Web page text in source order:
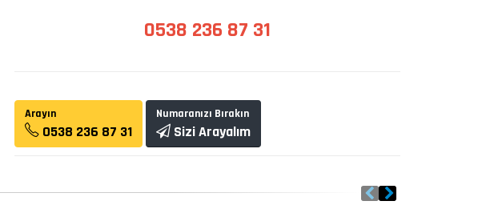
0538 236 87 31
Arayın
0538 236 87 31
Numaranızı Bırakın
Sizi Arayalım